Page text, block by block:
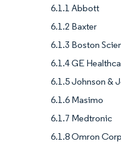
6.1.1 Abbott
6.1.2 Baxter
6.1.3 Boston
6.1.4 GE
6.1.5 Johnson &
6.1.6 Masimo
6.1.7 Medtronic
6.1.8 Omron